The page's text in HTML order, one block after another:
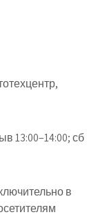
13:00–14:00; сб
в